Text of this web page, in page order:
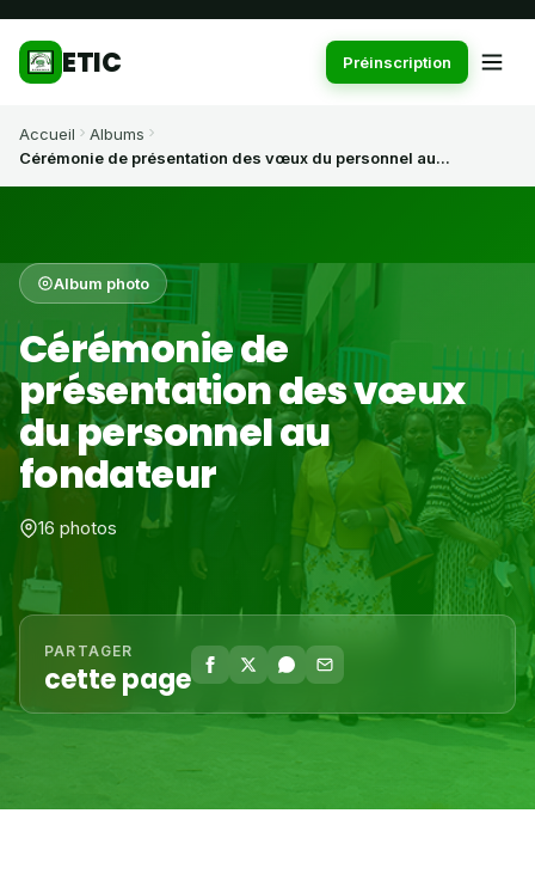
ETIC Préinscription
Accueil
Albums
Cérémonie de présentation des vœux du personnel au...
Album photo
Cérémonie de
présentation des vœux
du personnel au
fondateur
16 photos
PARTAGER
cette page